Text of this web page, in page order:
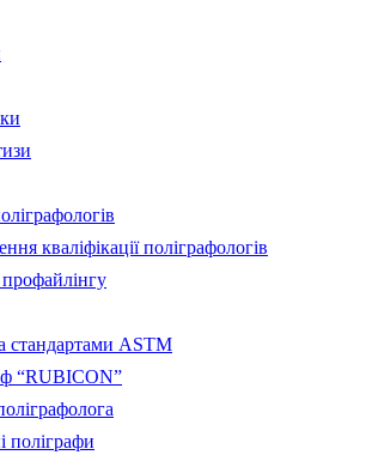
кваліфікації поліграфологів
стандартами ASTM
“RUBICON”
поліграфи